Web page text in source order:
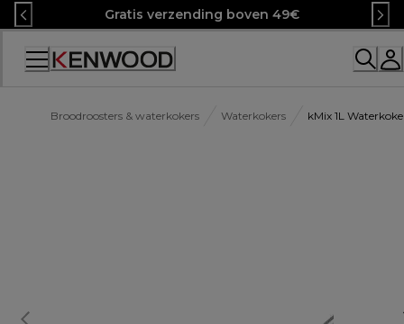
Skip
to
Content
Gratis verzending boven 49€
Accessibility
Broodroosters & waterkokers Waterkokers kMix 1L